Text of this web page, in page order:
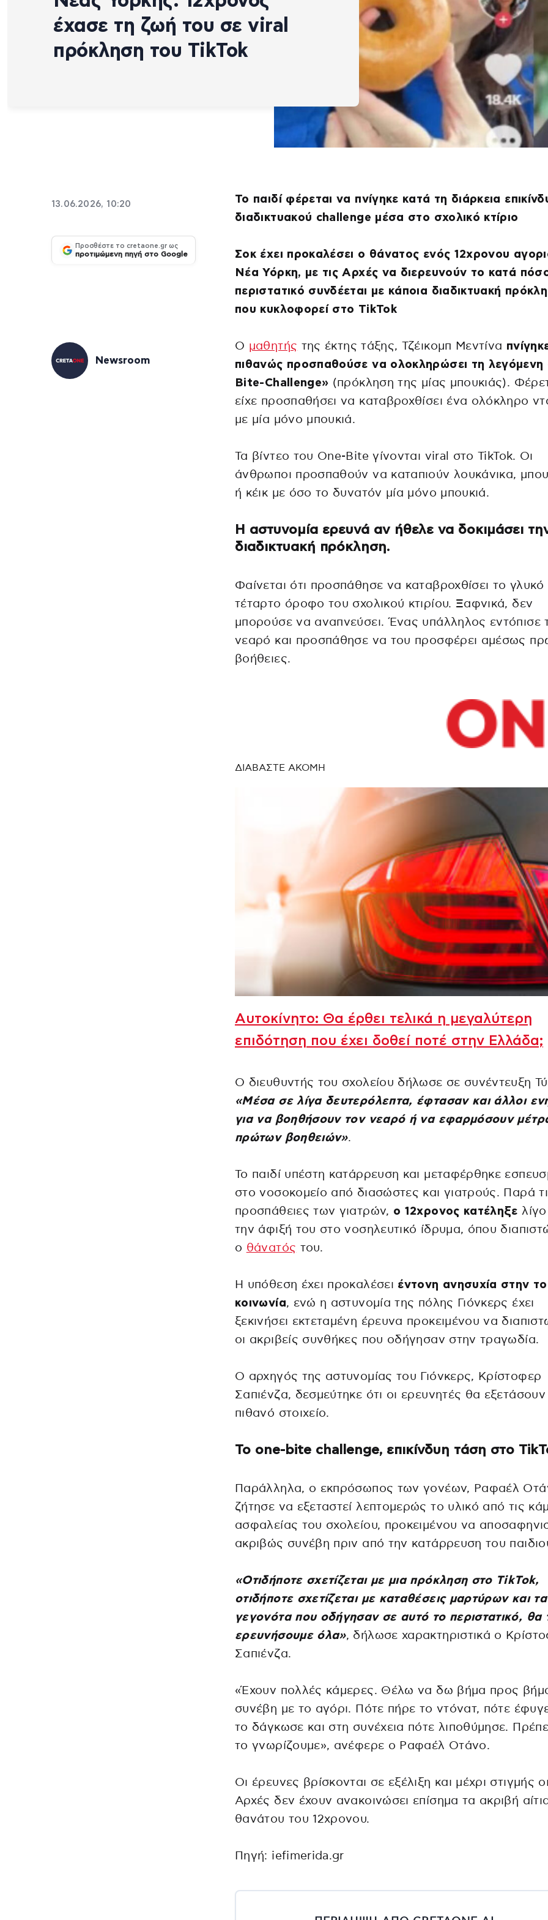
έχασε τη ζωή του σε viral
πρόκληση του TikTok
13.06.2026, 10:20
Προσθέστε το cretaone.gr ως
προτιμώμενη πηγή στο Google
Newsroom
Το παιδί φέρεται να πνίγηκε κατά τη διάρκεια
διαδικτυακού challenge μέσα στο σχολικό κτίριο
Σοκ έχει προκαλέσει ο θάνατος ενός 12χρονου
Νέα Υόρκη, με τις Αρχές να διερευνούν το κατά
περιστατικό συνδέεται με κάποια διαδικτυακή
που κυκλοφορεί στο TikTok
O μαθητής της έκτης τάξης, Τζέικομπ Μεντίνα
πιθανώς προσπαθούσε να ολοκληρώσει τη λεγόμενη
Bite-Challenge» (πρόκληση της μίας μπουκιάς).
είχε προσπαθήσει να καταβροχθίσει ένα ολόκληρο
με μία μόνο μπουκιά.
Τα βίντεο του One-Bite γίνονται viral στο TikTok. Οι
άνθρωποι προσπαθούν να καταπιούν λουκάνικα,
ή κέικ με όσο το δυνατόν μία μόνο μπουκιά.
Η αστυνομία ερευνά αν ήθελε να δοκιμάσει
διαδικτυακή πρόκληση.
Φαίνεται ότι προσπάθησε να καταβροχθίσει το γλυκό
τέταρτο όροφο του σχολικού κτιρίου. Ξαφνικά, δεν
μπορούσε να αναπνεύσει. Ένας υπάλληλος εντόπισε
νεαρό και προσπάθησε να του προσφέρει αμέσως
βοήθειες.
ΔΙΑΒΑΣΤΕ ΑΚΟΜΗ
Αυτοκίνητο: Θα έρθει τελικά η μεγαλύτερη
επιδότηση που έχει δοθεί ποτέ στην Ελλάδα;
Ο διευθυντής του σχολείου δήλωσε σε συνέντευξη
«Μέσα σε λίγα δευτερόλεπτα, έφτασαν και άλλοι
για να βοηθήσουν τον νεαρό ή να εφαρμόσουν
πρώτων βοηθειών».
Το παιδί υπέστη κατάρρευση και μεταφέρθηκε
στο νοσοκομείο από διασώστες και γιατρούς. Παρά
προσπάθειες των γιατρών, ο 12χρονος κατέληξε
την άφιξή του στο νοσηλευτικό ίδρυμα, όπου
ο θάνατός του.
Η υπόθεση έχει προκαλέσει έντονη ανησυχία στην
κοινωνία, ενώ η αστυνομία της πόλης Γιόνκερς έχει
ξεκινήσει εκτεταμένη έρευνα προκειμένου να
οι ακριβείς συνθήκες που οδήγησαν στην τραγωδία.
Ο αρχηγός της αστυνομίας του Γιόνκερς, Κρίστοφερ
Σαπιένζα, δεσμεύτηκε ότι οι ερευνητές θα
πιθανό στοιχείο.
Το one-bite challenge, επικίνδυη τάση στο
Παράλληλα, ο εκπρόσωπος των γονέων, Ραφαέλ
ζήτησε να εξεταστεί λεπτομερώς το υλικό από τις
ασφαλείας του σχολείου, προκειμένου να
ακριβώς συνέβη πριν από την κατάρρευση του
«Οτιδήποτε σχετίζεται με μια πρόκληση στο TikTok,
οτιδήποτε σχετίζεται με καταθέσεις μαρτύρων και τα
γεγονότα που οδήγησαν σε αυτό το περιστατικό, θα
ερευνήσουμε όλα», δήλωσε χαρακτηριστικά ο
Σαπιένζα.
«Έχουν πολλές κάμερες. Θέλω να δω βήμα προς
συνέβη με το αγόρι. Πότε πήρε το ντόνατ, πότε
το δάγκωσε και στη συνέχεια πότε λιποθύμησε.
το γνωρίζουμε», ανέφερε ο Ραφαέλ Οτάνο.
Οι έρευνες βρίσκονται σε εξέλιξη και μέχρι στιγμής
Αρχές δεν έχουν ανακοινώσει επίσημα τα ακριβή
θανάτου του 12χρονου.
Πηγή: iefimerida.gr